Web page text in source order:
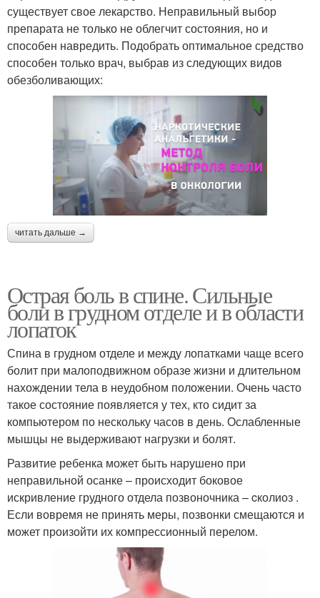
существует свое лекарство. Неправильный выбор
препарата не только не облегчит состояния, но и
способен навредить. Подобрать оптимальное средство
способен только врач, выбрав из следующих видов
обезболивающих:
читать дальше →
Острая боль в спине. Сильные
боли в грудном отделе и в области
лопаток
Спина в грудном отделе и между лопатками чаще всего
болит при малоподвижном образе жизни и длительном
нахождении тела в неудобном положении. Очень часто
такое состояние появляется у тех, кто сидит за
компьютером по нескольку часов в день. Ослабленные
мышцы не выдерживают нагрузки и болят.
Развитие ребенка может быть нарушено при
неправильной осанке – происходит боковое
искривление грудного отдела позвоночника – cколиоз .
Если вовремя не принять меры, позвонки смещаются и
может произойти их компрессионный перелом.